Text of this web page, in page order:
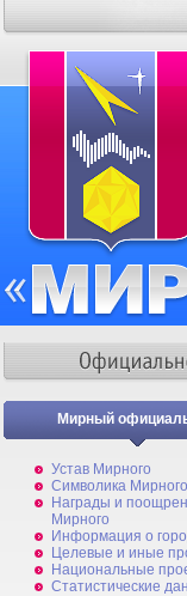
Мирный
Устав Мирного
Символика Мирного
Награды и
Мирного
Информация о
Целевые и иные
Национальные
Статистические